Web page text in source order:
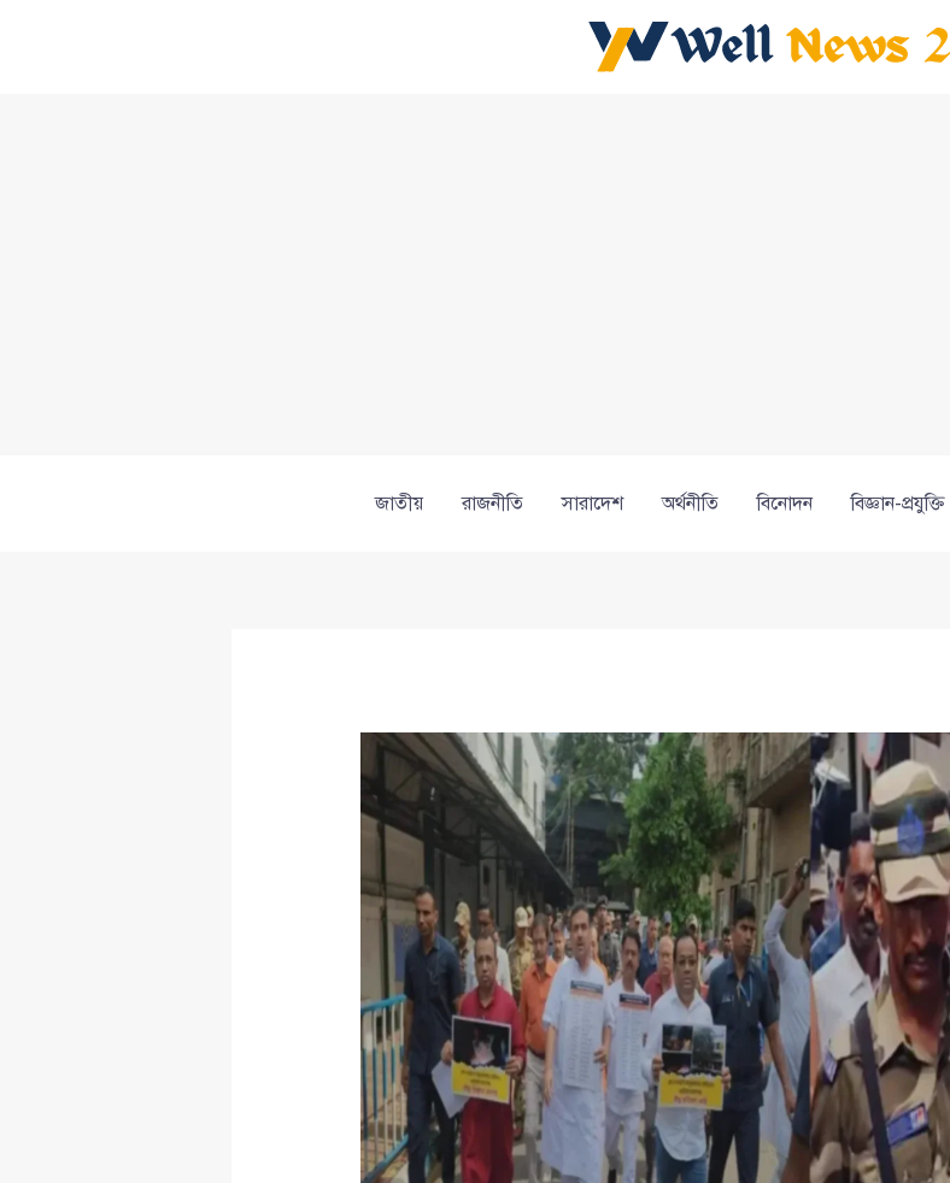
জাতীয় রাজনীতি সারাদেশ অর্থনীতি বিনোদন বিজ্ঞান-প্রযুক্তি